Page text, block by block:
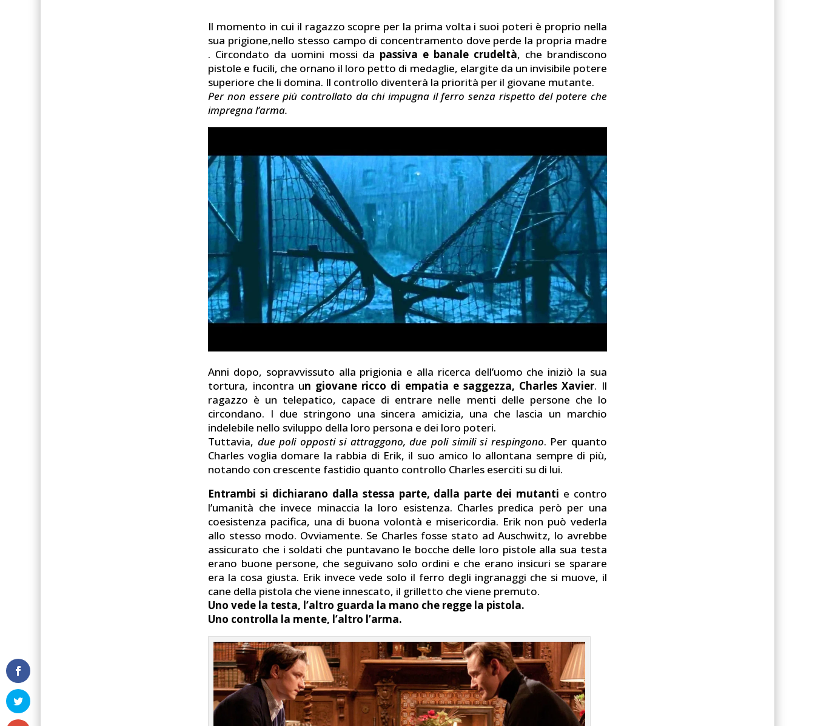
Il momento in cui il ragazzo scopre per la prima volta i suoi poteri è proprio nella
sua prigione,nello stesso campo di concentramento dove perde la propria madre
. Circondato da uomini mossi da passiva e banale crudeltà, che brandiscono
pistole e fucili, che ornano il loro petto di medaglie, elargite da un invisibile potere
superiore che li domina. Il controllo diventerà la priorità per il giovane mutante.
Per non essere più controllato da chi impugna il ferro senza rispetto del potere che
impregna l’arma.
Anni dopo, sopravvissuto alla prigionia e alla ricerca dell’uomo che iniziò la sua
tortura, incontra un giovane ricco di empatia e saggezza, Charles Xavier. Il
ragazzo è un telepatico, capace di entrare nelle menti delle persone che lo
circondano. I due stringono una sincera amicizia, una che lascia un marchio
indelebile nello sviluppo della loro persona e dei loro poteri.
Tuttavia, due poli opposti si attraggono, due poli simili si respingono. Per quanto
Charles voglia domare la rabbia di Erik, il suo amico lo allontana sempre di più,
notando con crescente fastidio quanto controllo Charles eserciti su di lui.
Entrambi si dichiarano dalla stessa parte, dalla parte dei mutanti e contro
l’umanità che invece minaccia la loro esistenza. Charles predica però per una
coesistenza pacifica, una di buona volontà e misericordia. Erik non può vederla
allo stesso modo. Ovviamente. Se Charles fosse stato ad Auschwitz, lo avrebbe
assicurato che i soldati che puntavano le bocche delle loro pistole alla sua testa
erano buone persone, che seguivano solo ordini e che erano insicuri se sparare
era la cosa giusta. Erik invece vede solo il ferro degli ingranaggi che si muove, il
cane della pistola che viene innescato, il grilletto che viene premuto.
Uno vede la testa, l’altro guarda la mano che regge la pistola.
Uno controlla la mente, l’altro l’arma.